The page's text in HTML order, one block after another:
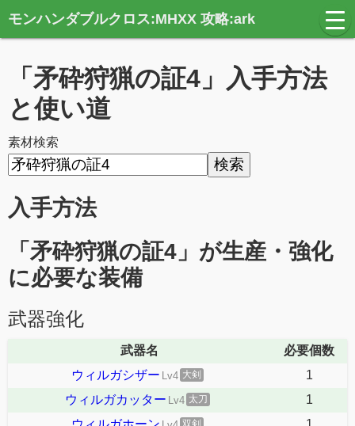
モンハンダブルクロス:MHXX 攻略:ark
t
o
「矛砕狩猟の証4」入手方法
と使い道
素材検索
入手方法
「矛砕狩猟の証4」が生産・強化
に必要な装備
武器強化
武器名
必要個数
ウィルガシザー Lv4 大剣
1
ウィルガカッター Lv4 太刀
1
双剣